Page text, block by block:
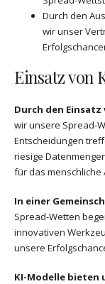
Durch den
wir unser
Einsatz von
Durch den Einsatz
wir unsere Spread-
Entscheidungen
riesige
für das menschliche
In einer
Spread-Wetten
innovativen
unsere
KI-Modelle bieten